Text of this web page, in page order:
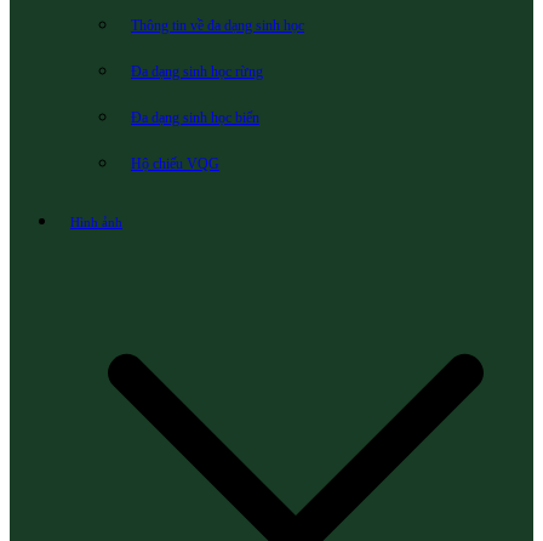
Thông tin về đa dạng sinh học
Đa dạng sinh học rừng
Đa dạng sinh học biển
Hộ chiếu VQG
Hình ảnh